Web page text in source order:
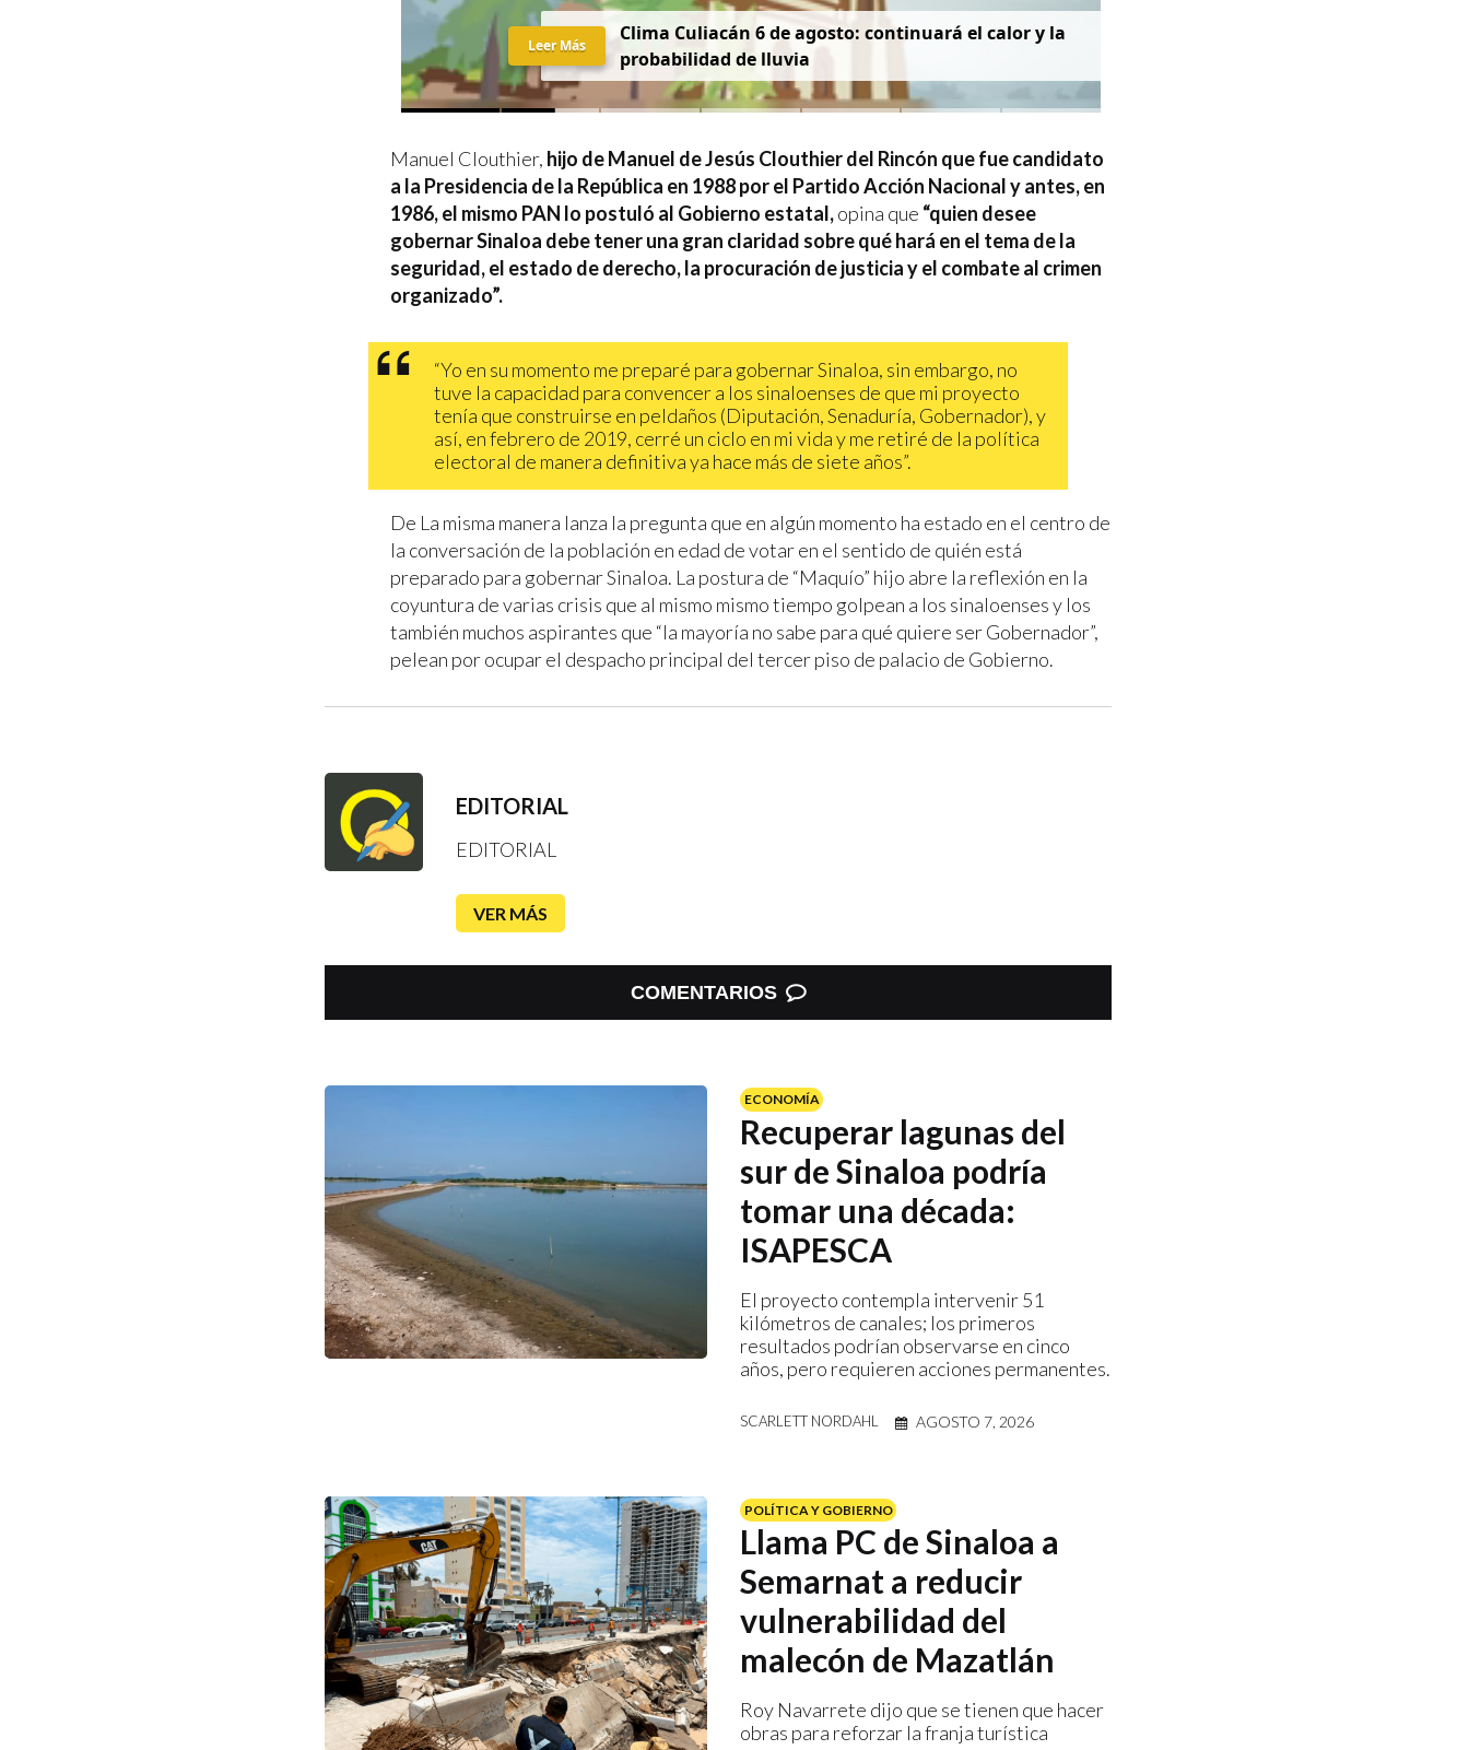
Clima Culiacán 6 de agosto: continuará el calor y la
probabilidad de lluvia
Leer Más
Manuel Clouthier, hijo de Manuel de Jesús Clouthier del Rincón que fue candidato
a la Presidencia de la República en 1988 por el Partido Acción Nacional y antes, en
1986, el mismo PAN lo postuló al Gobierno estatal,opina que “quien desee
gobernar Sinaloa debe tener una gran claridad sobre qué hará en el tema de la
seguridad, el estado de derecho, la procuración de justicia y el combate al crimen
organizado”.
“Yo en su momento me preparé para gobernar Sinaloa, sin embargo, no
tuve la capacidad para convencer a los sinaloenses de que mi proyecto
tenía que construirse en peldaños (Diputación, Senaduría, Gobernador), y
así, en febrero de 2019, cerré un ciclo en mi vida y me retiré de la política
electoral de manera definitiva ya hace más de siete años”.
De La misma manera lanza la pregunta que en algún momento ha estado en el centro de
la conversación de la población en edad de votar en el sentido de quién está
preparado para gobernar Sinaloa. La postura de “Maquío” hijo abre la reflexión en la
coyuntura de varias crisis que al mismo mismo tiempo golpean a los sinaloenses y los
también muchos aspirantes que “la mayoría no sabe para qué quiere ser Gobernador”,
pelean por ocupar el despacho principal del tercer piso de palacio de Gobierno.
EDITORIAL
EDITORIAL
VER MÁS
COMENTARIOS
ECONOMÍA
Recuperar lagunas del
sur de Sinaloa podría
tomar una década:
ISAPESCA
El proyecto contempla intervenir 51
kilómetros de canales; los primeros
resultados podrían observarse en cinco
años, pero requieren acciones permanentes.
SCARLETT NORDAHL AGOSTO 7, 2026
POLÍTICA Y GOBIERNO
Llama PC de Sinaloa a
Semarnat a reducir
vulnerabilidad del
malecón de Mazatlán
Roy Navarrete dijo que se tienen que hacer
obras para reforzar la franja turística